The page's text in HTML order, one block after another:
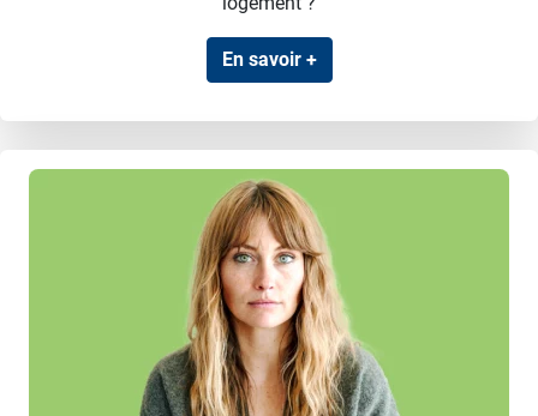
En savoir +